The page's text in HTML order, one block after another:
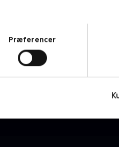
Præferencer
vil være millionær?